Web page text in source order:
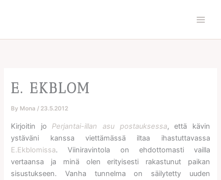
E. EKBLOM
By Mona / 23.5.2012
Kirjoitin jo Perjantai-illan asu postauksessa, että kävin
ystäväni kanssa viettämässä iltaa ihastuttavassa
E.Ekblomissa. Viiniravintola on ehdottomasti vailla
vertaansa ja minä olen erityisesti rakastunut paikan
sisustukseen. Vanha tunnelma on säilytetty uuden